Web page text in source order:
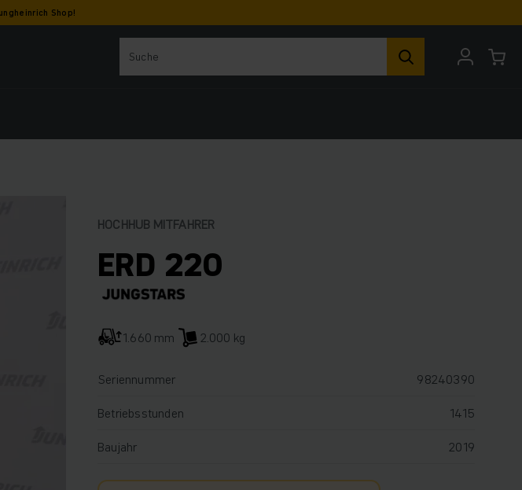
Shop!
HOCHHUB MITFAHRER
ERD 220
1.660 mm 2.000 kg
Seriennummer
98240390
Betriebsstunden
1415
Baujahr
2019